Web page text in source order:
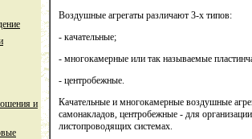
и
Воздушные агрегаты различают 3-х типов:
- качательные;
- многокамерные или так называемые
- центробежные.
Качательные и многокамерные воздушные
самонакладов, центробежные - для
листопроводящих системах.